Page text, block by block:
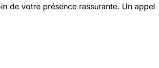
de votre présence rassurante. Un appel